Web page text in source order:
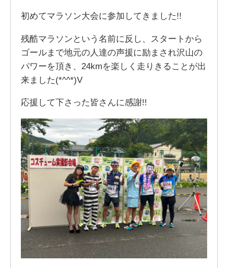
初めてマラソン大会に参加してきました!!
残酷マラソンという名前に反し、スタートから
ゴールまで地元の人達の声援に励まされ沢山の
パワーを頂き、24kmを楽しく走りきることが出
来ました(*^^*)V
応援して下さった皆さんに感謝!!